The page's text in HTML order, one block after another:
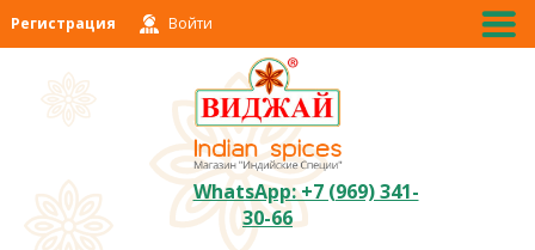
Регистрация Войти
WhatsApp: +7 (969) 341-
30-66